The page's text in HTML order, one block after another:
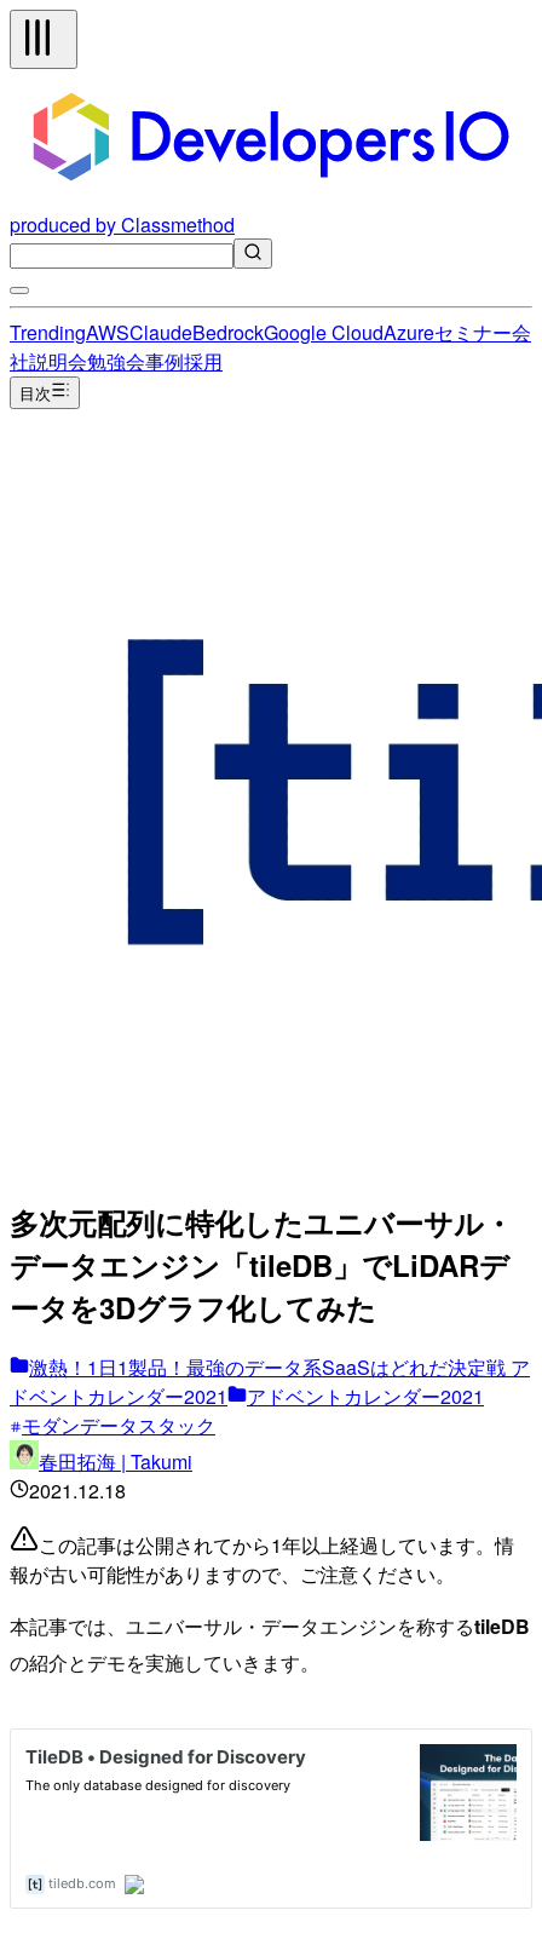
produced by Classmethod
TrendingAWSClaudeBedrockGoogle CloudAzureセミナー会
社説明会勉強会事例採用
目次
多次元配列に特化したユニバーサル・
データエンジン「tileDB」でLiDARデ
ータを3Dグラフ化してみた
激熱！1日1製品！最強のデータ系SaaSはどれだ決定戦 ア
ドベントカレンダー2021
アドベントカレンダー2021
モダンデータスタック
春田拓海 | Takumi
2021.12.18
この記事は公開されてから1年以上経過しています。情
報が古い可能性がありますので、ご注意ください。
本記事では、ユニバーサル・データエンジンを称するtileDB
の紹介とデモを実施していきます。